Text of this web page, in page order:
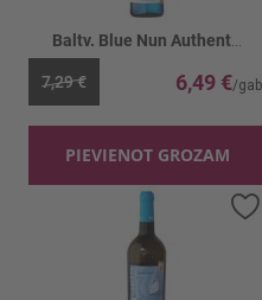
7,29 € 6,49 €
PIEVIENOT GROZAM